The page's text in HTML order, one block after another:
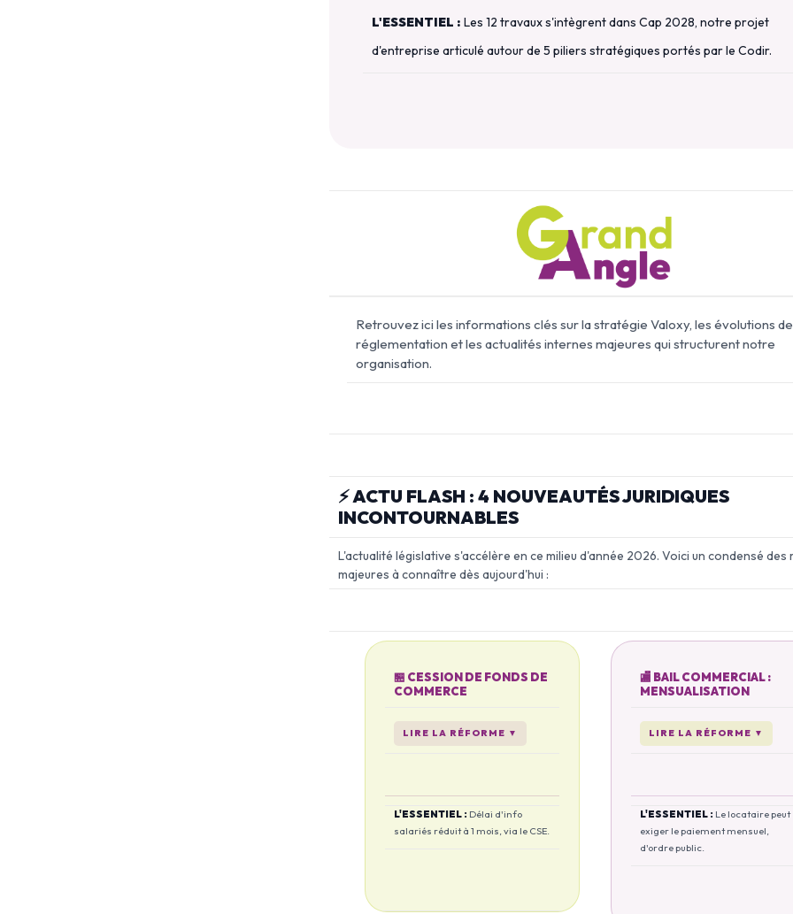
L'ESSENTIEL : Les 12 travaux s'intègrent dans Cap 2028, notre projet
d'entreprise articulé autour de 5 piliers stratégiques portés par le Codir.
Retrouvez ici les informations clés sur la stratégie Valoxy, les évolutions
réglementation et les actualités internes majeures qui structurent notre
organisation.
⚡ ACTU FLASH : 4 NOUVEAUTÉS JURIDIQUES
INCONTOURNABLES
L'actualité législative s'accélère en ce milieu d'année 2026. Voici un condensé
majeures à connaître dès aujourd'hui :
🏪 CESSION DE FONDS DE
COMMERCE
LIRE LA RÉFORME ▼
L'ESSENTIEL : Délai d'info
salariés réduit à 1 mois, via le CSE.
🏬 BAIL COMMERCIAL :
MENSUALISATION
LIRE LA RÉFORME ▼
L'ESSENTIEL : Le locataire peut
exiger le paiement mensuel,
d'ordre public.